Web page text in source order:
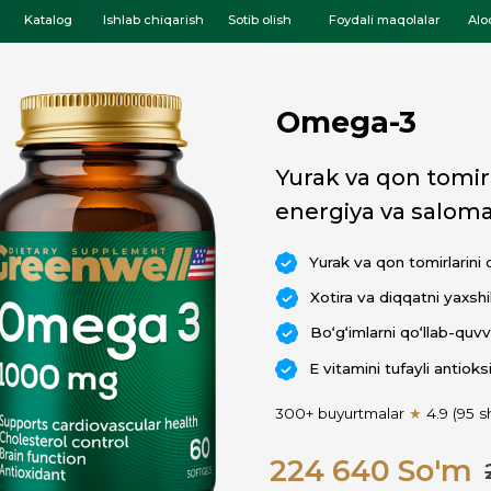
Ishlab chiqarish Sotib olish Foydali maqolalar Aloqa
Omega-3
energiya va salomatlik, 60
300+ buyurtmalar★4.9 (95 sharhlar)
Xotira va diqqatni yaxshilaydi
Bo‘g‘imlarni qo‘llab-quvvatlaydi,
E vitamini tufayli antioksidant himoya
270 000
224 640 So'm